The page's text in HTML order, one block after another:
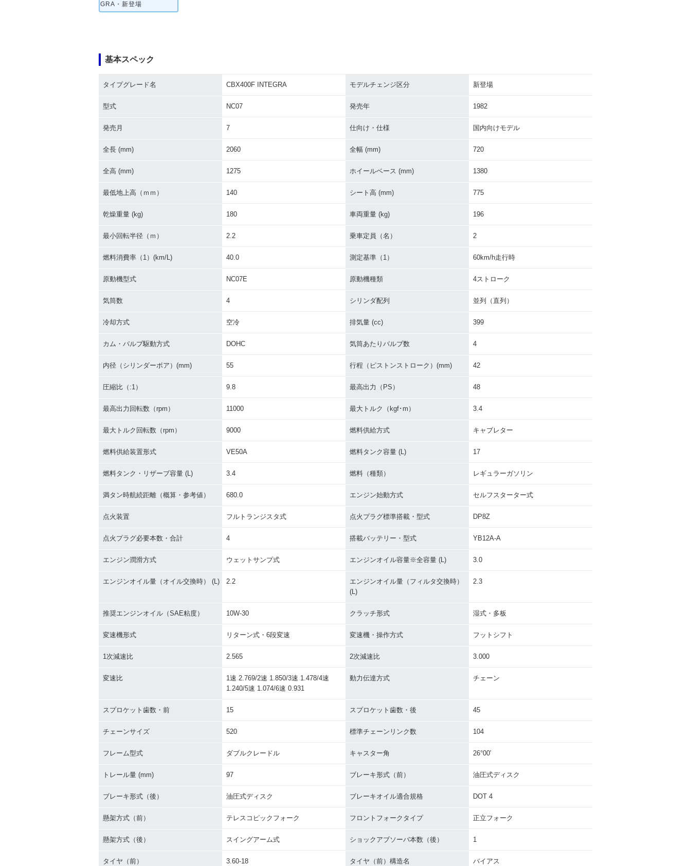
GRA・新登場
基本スペック
タイプグレード名 CBX400F INTEGRA モデルチェンジ区分 新登場
型式 NC07 発売年 1982
発売月 7 仕向け・仕様 国内向けモデル
全長 (mm) 2060 全幅 (mm) 720
全高 (mm) 1275 ホイールベース (mm) 1380
最低地上高（ｍｍ） 140 シート高 (mm) 775
乾燥重量 (kg) 180 車両重量 (kg) 196
最小回転半径（ｍ） 2.2 乗車定員（名） 2
燃料消費率（1）(km/L) 40.0 測定基準（1） 60km/h走行時
原動機型式 NC07E 原動機種類 4ストローク
気筒数 4 シリンダ配列 並列（直列）
冷却方式 空冷 排気量 (cc) 399
カム・バルブ駆動方式 DOHC 気筒あたりバルブ数 4
内径（シリンダーボア）(mm) 55 行程（ピストンストローク）(mm) 42
圧縮比（:1） 9.8 最高出力（PS） 48
最高出力回転数（rpm） 11000 最大トルク（kgf･m） 3.4
最大トルク回転数（rpm） 9000 燃料供給方式 キャブレター
燃料供給装置形式 VE50A 燃料タンク容量 (L) 17
燃料タンク・リザーブ容量 (L) 3.4 燃料（種類） レギュラーガソリン
満タン時航続距離（概算・参考値） 680.0 エンジン始動方式 セルフスターター式
点火装置 フルトランジスタ式 点火プラグ標準搭載・型式 DP8Z
点火プラグ必要本数・合計 4 搭載バッテリー・型式 YB12A-A
エンジン潤滑方式 ウェットサンプ式 エンジンオイル容量※全容量 (L) 3.0
エンジンオイル量（オイル交換時） (L) 2.2
エンジンオイル量（フィルタ交換時）
(L)
2.3
推奨エンジンオイル（SAE粘度） 10W-30 クラッチ形式 湿式・多板
変速機形式 リターン式・6段変速 変速機・操作方式 フットシフト
1次減速比 2.565 2次減速比 3.000
変速比
1速 2.769/2速 1.850/3速 1.478/4速
1.240/5速 1.074/6速 0.931
動力伝達方式 チェーン
スプロケット歯数・前 15 スプロケット歯数・後 45
チェーンサイズ 520 標準チェーンリンク数 104
フレーム型式 ダブルクレードル キャスター角 26°00′
トレール量 (mm) 97 ブレーキ形式（前） 油圧式ディスク
ブレーキ形式（後） 油圧式ディスク ブレーキオイル適合規格 DOT 4
懸架方式（前） テレスコピックフォーク フロントフォークタイプ 正立フォーク
懸架方式（後） スイングアーム式 ショックアブソーバ本数（後） 1
タイヤ（前） 3.60-18 タイヤ（前）構造名 バイアス